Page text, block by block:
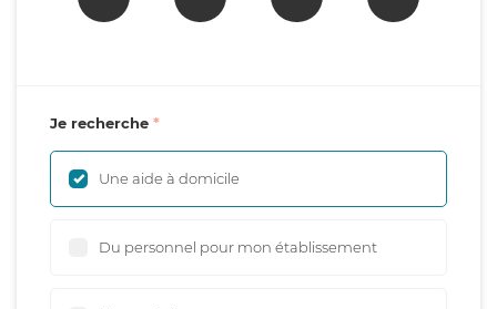
Je recherche
Une aide à domicile
Du personnel pour mon établissement